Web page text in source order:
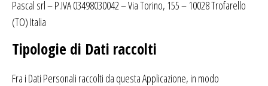
Pascal srl – P.IVA 03498030042 – Via Torino, 155 – 10028 Trofarello
(TO) Italia
Tipologie di Dati raccolti
Fra i Dati Personali raccolti da questa Applicazione, in modo